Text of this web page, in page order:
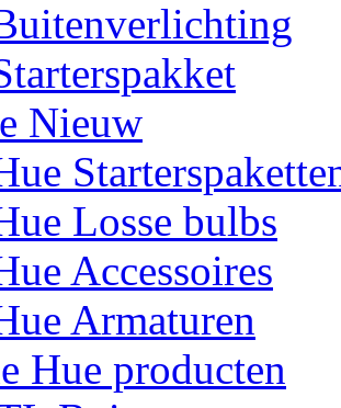
Nieuw
Losse bulbs
Accessoires
Armaturen
Hue producten